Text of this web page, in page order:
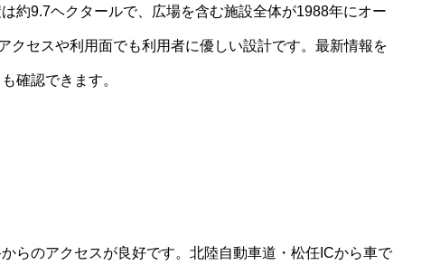
約9.7ヘクタールで、広場を含む施設全体が1988年にオー
クセスや利用面でも利用者に優しい設計です。最新情報を
確認できます。
らのアクセスが良好です。北陸自動車道・松任ICから車で